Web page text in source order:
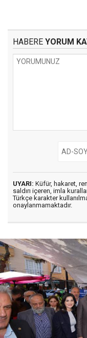
HABERE YORUM
UYARI: Küfür, hakaret,
saldırı içeren, imla
Türkçe karakter
onaylanmamaktadır.